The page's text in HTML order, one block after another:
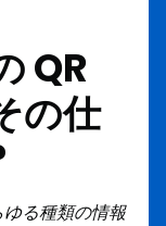
QR
の仕
る種類の情報